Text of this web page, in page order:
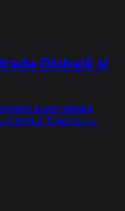
Globală și
expansiunea
a Tradingului